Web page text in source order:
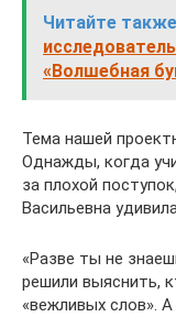
Читайте
«Волшебная
Тема нашей
Однажды, когда
за плохой
Васильевна
«Разве ты не
решили выяснить,
«вежливых слов».